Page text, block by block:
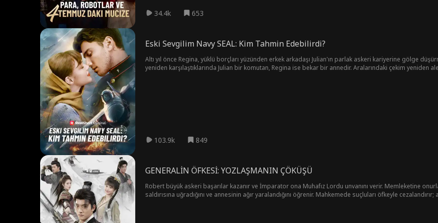
34.4k 653
Eski Sevgilim Navy SEAL: Kim Tahmin Edebilirdi?
Altı yıl önce Regina, yüklü borçları yüzünden erkek arkadaşı Julian'ın parlak askeri kariyerine gölge
yeniden karşılaştıklarında Julian bir komutan, Regina ise bekar bir annedir. Aralarındaki çekim yeniden
103.9k 849
GENERALİN ÖFKESİ: YOZLAŞMANIN ÇÖKÜŞÜ
Robert büyük askeri başarılar kazanır ve İmparator ona Muhafız Lordu unvanını verir. Memleketine
saldırısına uğradığını ve annesinin ağır yaralandığını öğrenir. Mahkemede suçluları öfkeyle